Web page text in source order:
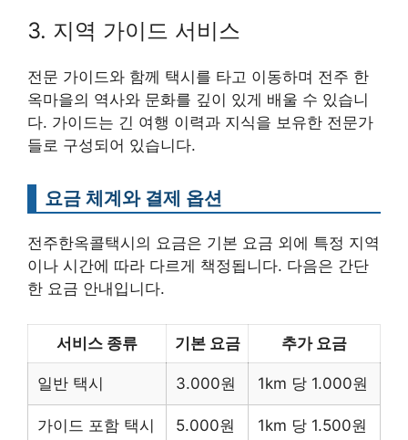
3. 지역 가이드 서비스
전문 가이드와 함께 택시를 타고 이동하며 전주 한
옥마을의 역사와 문화를 깊이 있게 배울 수 있습니
다. 가이드는 긴 여행 이력과 지식을 보유한 전문가
들로 구성되어 있습니다.
요금 체계와 결제 옵션
전주한옥콜택시의 요금은 기본 요금 외에 특정 지역
이나 시간에 따라 다르게 책정됩니다. 다음은 간단
한 요금 안내입니다.
서비스 종류 기본 요금 추가 요금
일반 택시 3.000원 1km 당 1.000원
가이드 포함 택시 5.000원 1km 당 1.500원